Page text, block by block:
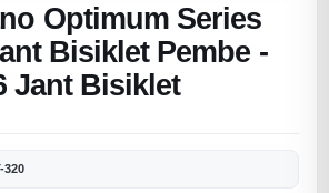
Optimum Series
Bisiklet Pembe -
Jant Bisiklet
320